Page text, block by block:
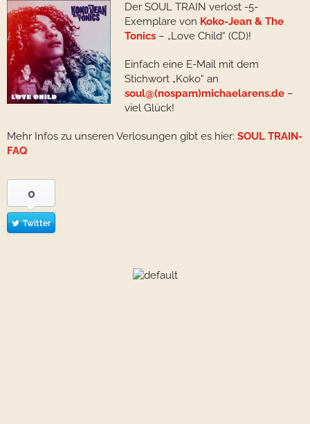
Der SOUL TRAIN verlost -5-
Exemplare von Koko-Jean & The
Tonics – „Love Child“ (CD)!
Einfach eine E-Mail mit dem
Stichwort „Koko“ an
soul@(nospam)michaelarens.de –
viel Glück!
Mehr Infos zu unseren Verlosungen gibt es hier: SOUL TRAIN-
FAQ
0
Twitter